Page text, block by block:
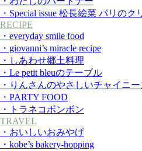
・Special issue 松長絵菜 パリのク
RECIPE
・everyday smile food
・giovanni’s miracle recipe
・しあわせ郷土料理
・Le petit bleuのテーブル
・りんさんのやさしいチャイニ
・PARTY FOOD
・トラネコボンボン
TRAVEL
・おいしいおみやげ
・kobe’s bakery-hopping